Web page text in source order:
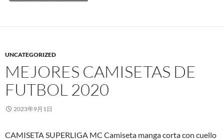
UNCATEGORIZED
MEJORES CAMISETAS DE
FUTBOL 2020
2023年9月1日
CAMISETA SUPERLIGA MC Camiseta manga corta con cuello